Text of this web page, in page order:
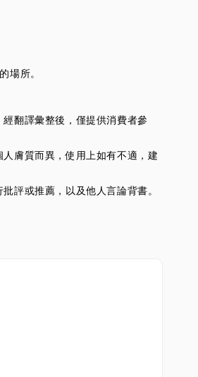
場所。
翻譯彙整後，僅提供消費者參
膚質而異，使用上如有不適，建
評或推薦，以及他人言論背書。